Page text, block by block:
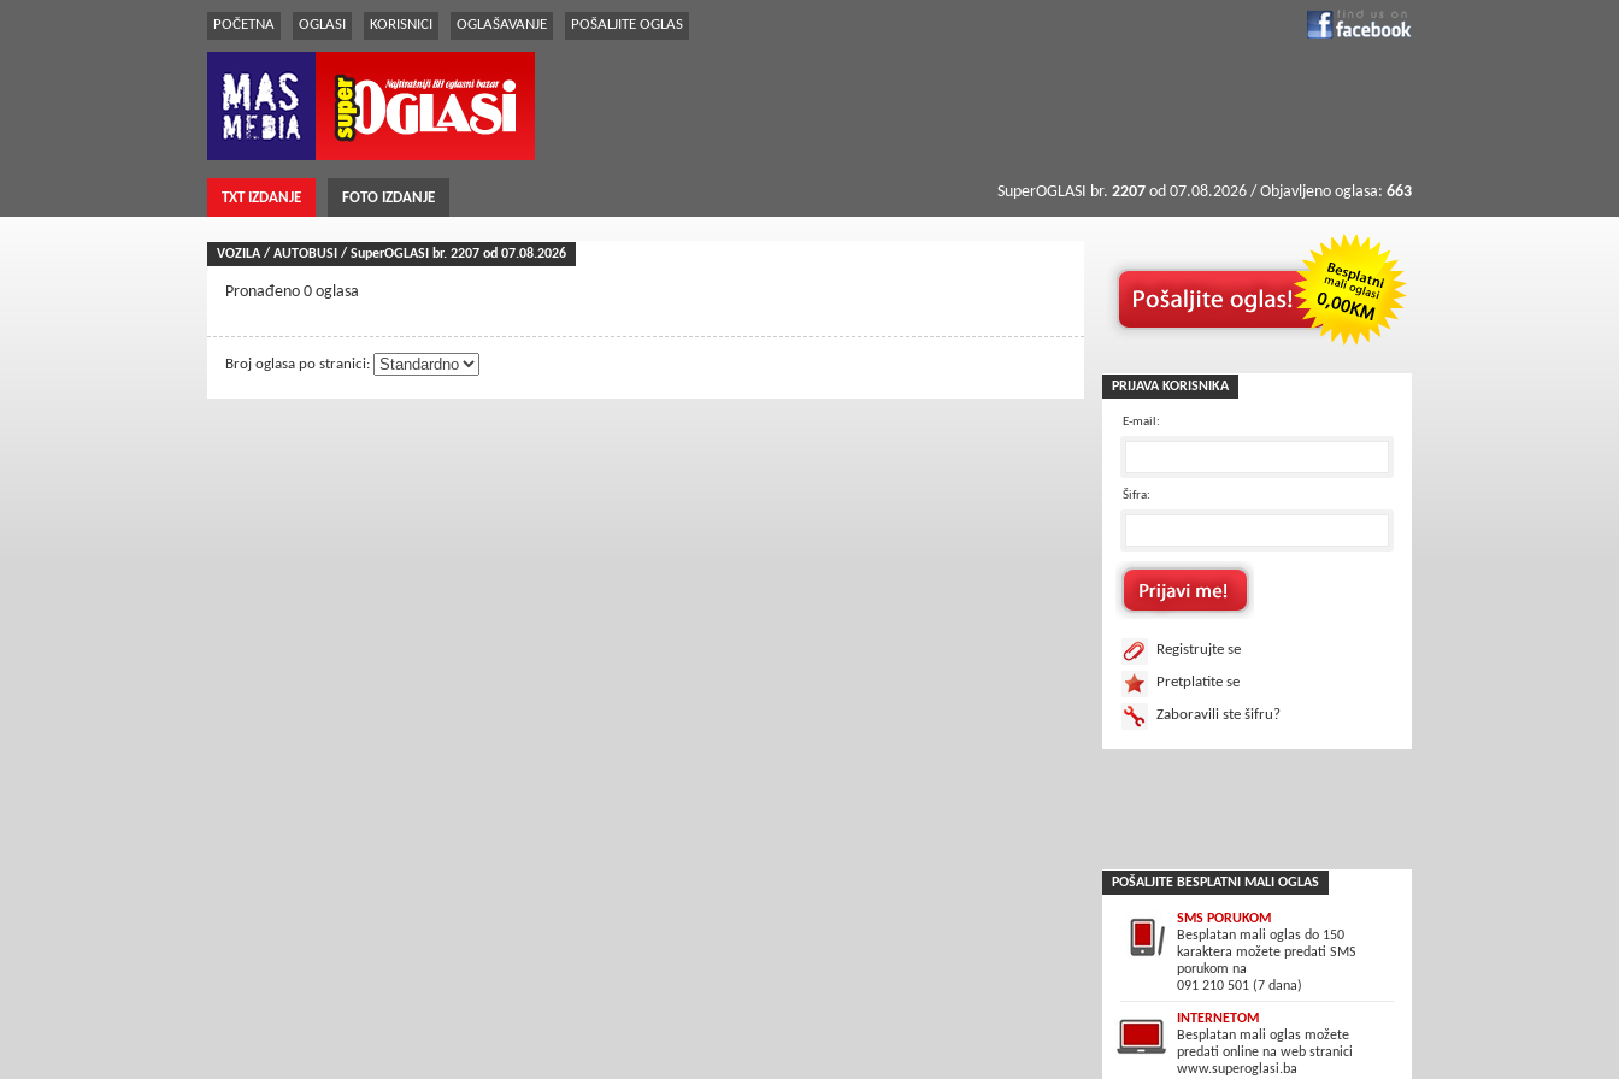
POČETNA OGLASI KORISNICI OGLAŠAVANJE POŠALJITE OGLAS
TXT IZDANJE FOTO IZDANJE SuperOGLASI br. 2207 od 07.08.2026 / Objavljeno oglasa: 663
VOZILA / AUTOBUSI / SuperOGLASI br. 2207 od 07.08.2026
Pronađeno 0 oglasa
Broj oglasa po stranici:
PRIJAVA KORISNIKA
E-mail:
Šifra:
Registrujte se
Pretplatite se
Zaboravili ste šifru?
POŠALJITE BESPLATNI MALI OGLAS
SMS PORUKOM
Besplatan mali oglas do 150
karaktera možete predati SMS
porukom na
091 210 501 (7 dana)
INTERNETOM
Besplatan mali oglas možete
predati online na web stranici
www.superoglasi.ba